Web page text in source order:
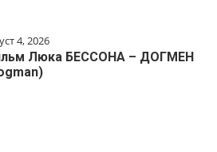
4, 2026
Люка БЕССОНА – ДОГМЕН